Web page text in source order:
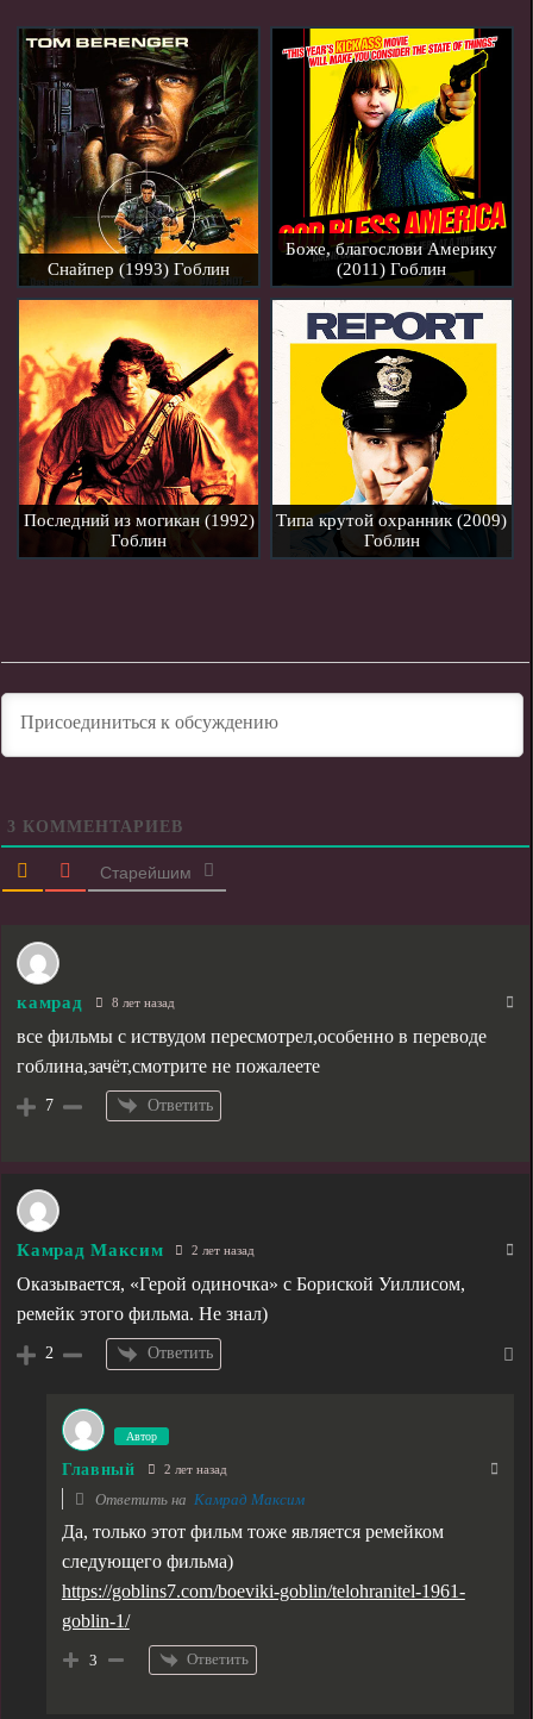
Снайпер (1993) Гоблин
Боже, благослови Америку
(2011) Гоблин
Последний из могикан (1992)
Гоблин
Типа крутой охранник (2009)
Гоблин
3 КОММЕНТАРИЕВ
Старейшим
камрад 8 лет назад
все фильмы с иствудом пересмотрел,особенно в переводе
гоблина,зачёт,смотрите не пожалеете
7 Ответить
Камрад Максим 2 лет назад
Оказывается, «Герой одиночка» с Бориской Уиллисом,
ремейк этого фильма. Не знал)
2 Ответить
Автор
Главный 2 лет назад
Ответить на Камрад Максим
Да, только этот фильм тоже является ремейком
следующего фильма)
https://goblins7.com/boeviki-goblin/telohranitel-1961-
goblin-1/
3 Ответить